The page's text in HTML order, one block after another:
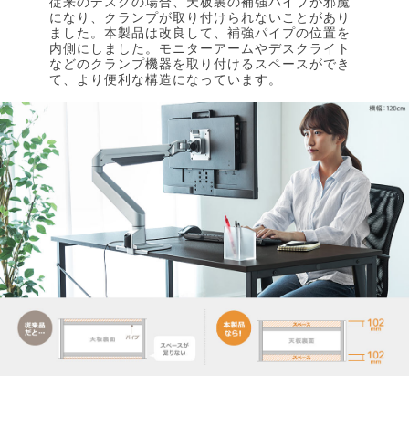
になり、クランプが取り付けられないことがあり
ました。本製品は改良して、補強パイプの位置を
内側にしました。モニターアームやデスクライト
などのクランプ機器を取り付けるスペースができ
て、より便利な構造になっています。